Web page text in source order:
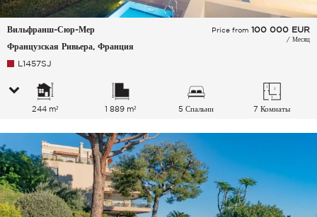
Вильфранш-Сюр-Мер
Французская Ривьера, Франция
Price from 100 000 EUR
/ Месяц
L1457SJ
244 m² 1 889 m² 5 Спальни 7 Комнаты